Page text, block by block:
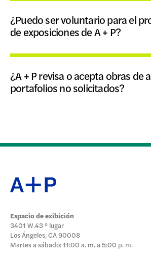
¿Puedo ser voluntario para el
de exposiciones de A + P?
¿A + P revisa o acepta obras de
portafolios no solicitados?
Espacio de exibición
3401 W.43 ° lugar
Los Ángeles, CA 90008
Martes a sábado: 11:00 a. m. a 5:00 p. m.